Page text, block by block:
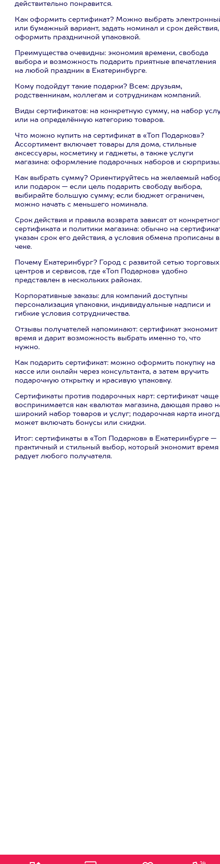
действительно понравится.
Как оформить сертификат? Можно выбрать
или бумажный вариант, задать номинал и срок действия,
оформить праздничной упаковкой.
Преимущества очевидны: экономия времени, свобода
выбора и возможность подарить приятные впечатления
на любой праздник в Екатеринбурге.
Кому подойдут такие подарки? Всем: друзьям,
родственникам, коллегам и сотрудникам компаний.
Виды сертификатов: на конкретную сумму, на набор
или на определённую категорию товаров.
Что можно купить на сертификат в «Топ Подарков»?
Ассортимент включает товары для дома, стильные
аксессуары, косметику и гаджеты, а также услуги
магазина: оформление подарочных наборов и сюрпризы.
Как выбрать сумму? Ориентируйтесь на желаемый
или подарок — если цель подарить свободу выбора,
выбирайте большую сумму; если бюджет ограничен,
можно начать с меньшего номинала.
Срок действия и правила возврата зависят от
сертификата и политики магазина: обычно на
указан срок его действия, а условия обмена прописаны в
чеке.
Почему Екатеринбург? Город с развитой сетью торговых
центров и сервисов, где «Топ Подарков» удобно
представлен в нескольких районах.
Корпоративные заказы: для компаний доступны
персонализация упаковки, индивидуальные надписи и
гибкие условия сотрудничества.
Отзывы получателей напоминают: сертификат экономит
время и дарит возможность выбрать именно то, что
нужно.
Как подарить сертификат: можно оформить покупку на
кассе или онлайн через консультанта, а затем вручить
подарочную открытку и красивую упаковку.
Сертификаты против подарочных карт: сертификат чаще
воспринимается как «валюта» магазина, дающая право
широкий набор товаров и услуг; подарочная карта
может включать бонусы или скидки.
Итог: сертификаты в «Топ Подарков» в Екатеринбурге —
практичный и стильный выбор, который экономит время
радует любого получателя.